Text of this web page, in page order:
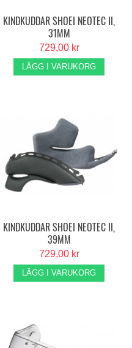
KINDKUDDAR SHOEI NEOTEC II,
31MM
729,00 kr
LÄGG I VARUKORG
KINDKUDDAR SHOEI NEOTEC II,
39MM
729,00 kr
LÄGG I VARUKORG